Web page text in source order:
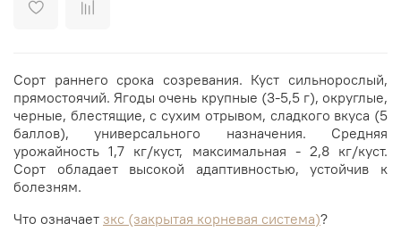
Сорт раннего срока созревания. Куст сильнорослый,
прямостоячий. Ягоды очень крупные (3-5,5 г), округлые,
черные, блестящие, с сухим отрывом, сладкого вкуса (5
баллов), универсального назначения. Средняя
урожайность 1,7 кг/куст, максимальная - 2,8 кг/куст.
Сорт обладает высокой адаптивностью, устойчив к
болезням.
Что означает зкс (закрытая корневая система)?